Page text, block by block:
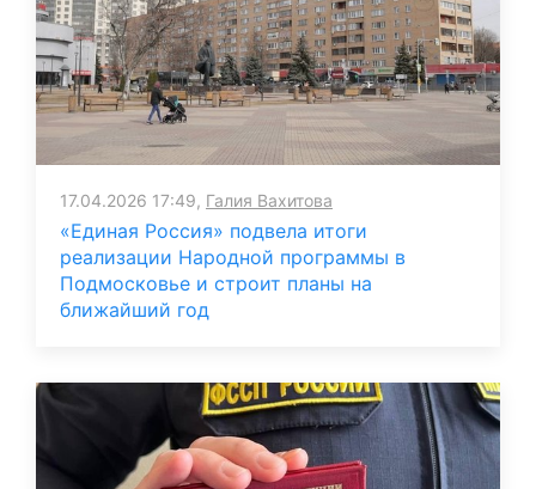
17.04.2026 17:49, Галия Вахитова
«Единая Россия» подвела итоги
реализации Народной программы в
Подмосковье и строит планы на
ближайший год